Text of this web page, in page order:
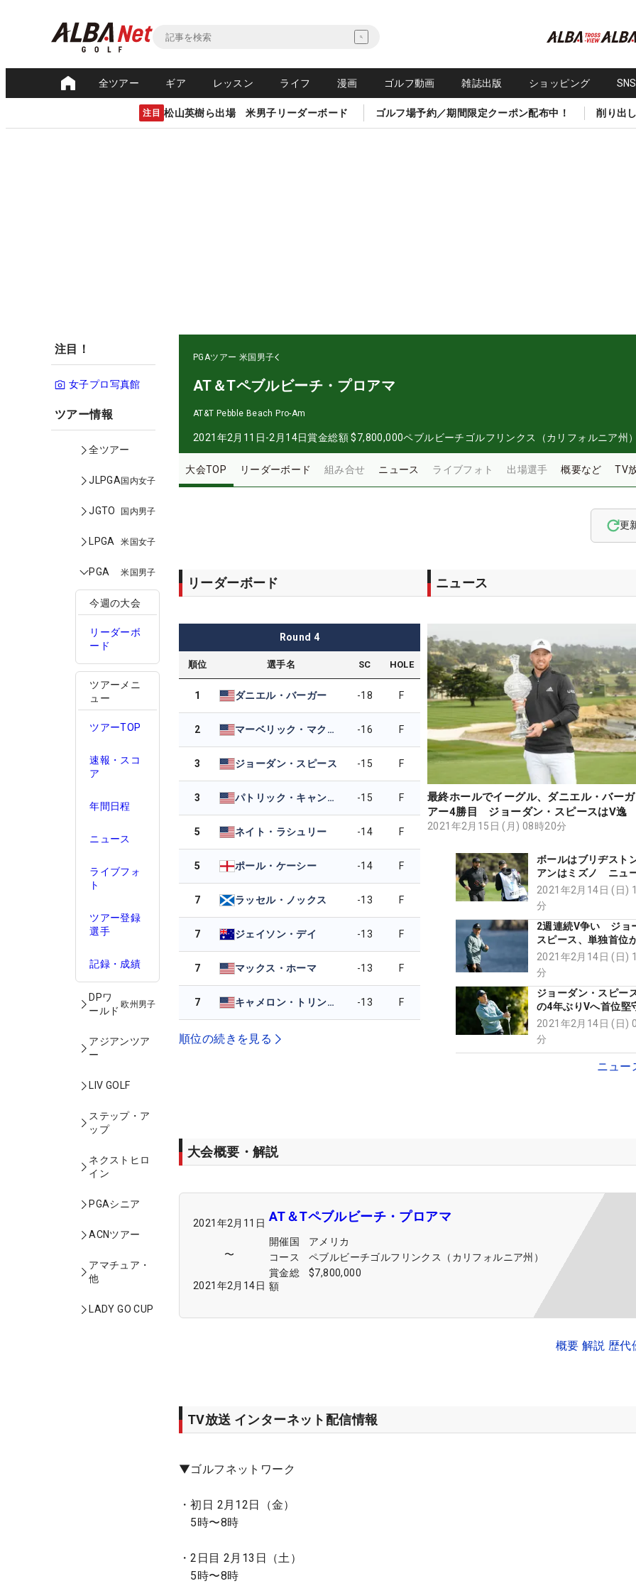
全ツアー ギア レッスン ライフ 漫画 ゴルフ動画 雑誌出版 ショッピング
注目 松山英樹ら出場 米男子リーダーボード ゴルフ場予約／期間限定クーポン配布中！ 削り出
注目！
女子プロ写真館
ツアー情報
全ツアー
JLPGA国内女子
JGTO 国内男子
LPGA 米国女子
PGA 米国男子
今週の大会
リーダーボ
ード
ツアーメニ
ュー
ツアーTOP
速報・スコ
ア
年間日程
ニュース
ライブフォ
ト
ツアー登録
選手
記録・成績
DPワ
ールド
欧州男子
アジアンツア
ー
LIV GOLF
ステップ・ア
ップ
ネクストヒロ
イン
PGAシニア
ACNツアー
アマチュア・
他
LADY GO CUP
PGAツアー 米国男子
AT＆Tペブルビーチ・プロアマ
AT&T Pebble Beach Pro-Am
2021年2月11日-2月14日賞金総額 $7,800,000ペブルビーチゴルフリンクス（カリフォルニア州
大会TOP リーダーボード 組み合せ ニュース ライブフォト 出場選手 概要など TV
更
リーダーボード
Round 4
順位 選手名 SC HOLE
1 ダニエル・バーガー -18 F
2 マーベリック・マクニーリー -16 F
3 ジョーダン・スピース -15 F
3 パトリック・キャントレー -15 F
5 ネイト・ラシュリー -14 F
5 ポール・ケーシー -14 F
7 ラッセル・ノックス -13 F
7 ジェイソン・デイ -13 F
7 マックス・ホーマ -13 F
7 キャメロン・トリンガーリ -13 F
順位の続きを見る
ニュース
最終ホールでイーグル、ダニエル・バー
アー4勝目 ジョーダン・スピースはV逸
2021年2月15日 (月) 08時20分
ボールはブリヂスト
アンはミズノ ニュ
ソン・デイ”が “復活
う
2021年2月14日 (日)
分
2週連続V争い ジョ
スピース、単独首位
率は73％
2021年2月14日 (日)
分
ジョーダン・スピー
の4年ぶりVへ首位
イソン・デイが3差7
2021年2月14日 (日)
分
ニュー
大会概要・解説
2021年2月11日
〜
2021年2月14日
AT＆Tペブルビーチ・プロアマ
開催国
アメリカ
コース
ペブルビーチゴルフリンクス（カリフォルニア州）
賞金総
額
$7,800,000
概要 解説 歴代
TV放送 インターネット配信情報
▼ゴルフネットワーク
・初日 2月12日（金）
5時〜8時
・2日目 2月13日（土）
5時〜8時